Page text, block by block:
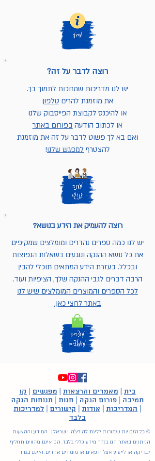
רוצה לדבר על זה?
יש לנו מדריכות שמחכות לתמוך בך.
את מוזמנת להרים טלפון
או להיכנס לקבוצת הפייסבוק שלנו
או לכתוב הודעה בפורום באתר
ואם בא לך פשוט לדבר על זה את מוזמנת
להצטרף למפגש שלנו!
רוצה להעמיק את הידע בנושא?
יש לנו כמה ספרים נהדרים ומומלצים שמקיפים
את כל נושא ההנקה ונוגעים בשאלות הנפוצות
ובכלל. בעזרת הידע המתאים תוכלי להבין
הרבה דברים לגבי ההנקה שלך, הציפיות ועוד.
לכל הספרים והמוצרים המומלצים שיש לנו
באתר לחצי כאן.
בית מאמרים והרצאות מפגשים
קו
תמיכה
פורום הנקה חנות
תנוחות הנקה
המדריכות אודות קישורים
למדריכות
בלבד
© כל הזכויות שמורות לליגת לה לצ'ה ישראל | המידע וההצעות
הניתנים באתר הם בגדר מידע כללי בלבד. הם אינם מהווים תחליף
לבדיקה או לייעוץ אצל רופאים או מומחים אחרים, ואינם בגדר